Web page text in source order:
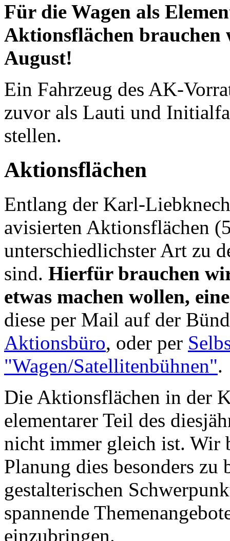
Für die Wagen als
Aktionsflächen brauchen
August!
Ein Fahrzeug des AK-
zuvor als Lauti und
stellen.
Aktionsflächen
Entlang der Karl-
avisierten Aktionsflächen
unterschiedlichster Art zu
sind. Hierfür brauchen
etwas machen wollen,
diese per Mail auf der
Aktionsbüro, oder per
"Wagen/Satellitenbühnen".
Die Aktionsflächen in der
elementarer Teil des
nicht immer gleich ist. Wir
Planung dies besonders
gestalterischen
spannende
einzubringen.